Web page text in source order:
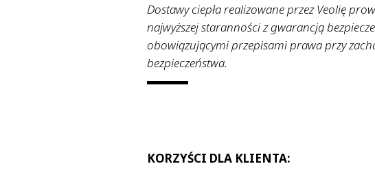
Dostawy ciepła realizowane przez Veolię
najwyższej staranności z gwarancją
obowiązującymi przepisami prawa przy
bezpieczeństwa.
KORZYŚCI DLA KLIENTA: